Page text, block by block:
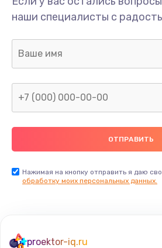
Ремонт предварительных
активных
Ремонт после
Заказать
1400 руб.
наши специалисты с
Нажимая на кнопку отправить я даю
обработку моих персональных данных.
proektor-iq.ru